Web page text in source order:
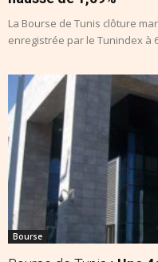
La Bourse de Tunis clôture
enregistrée par le Tunindex à
Bourse